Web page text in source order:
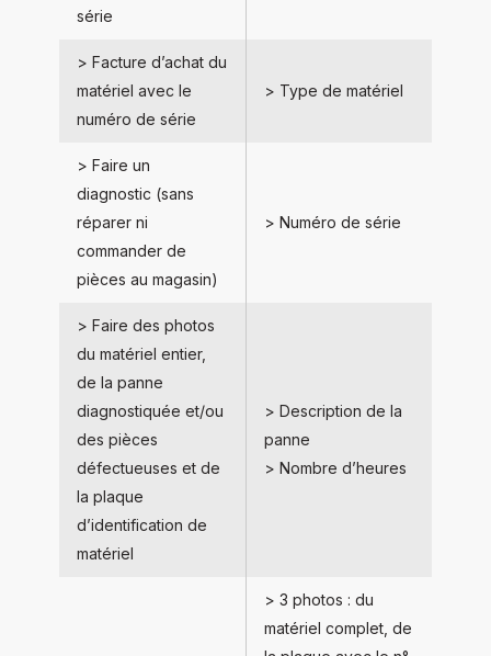
série
> Facture d’achat du
matériel avec le
numéro de série
> Type de matériel
> Faire un
diagnostic (sans
réparer ni
commander de
pièces au magasin)
> Numéro de série
> Faire des photos
du matériel entier,
de la panne
diagnostiquée et/ou
des pièces
défectueuses et de
la plaque
d’identification de
matériel
> Description de la
panne
> Nombre d’heures
> 3 photos : du
matériel complet, de